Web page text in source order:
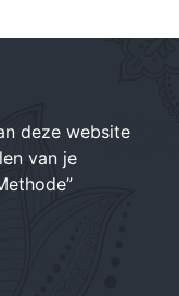
deze website
van je